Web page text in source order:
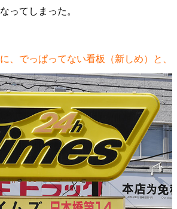
ってしまった。
、でっぱってない看板（新しめ）と、